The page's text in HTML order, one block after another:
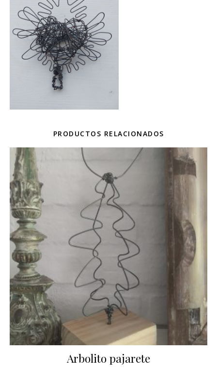
PRODUCTOS RELACIONADOS
Arbolito pajarete